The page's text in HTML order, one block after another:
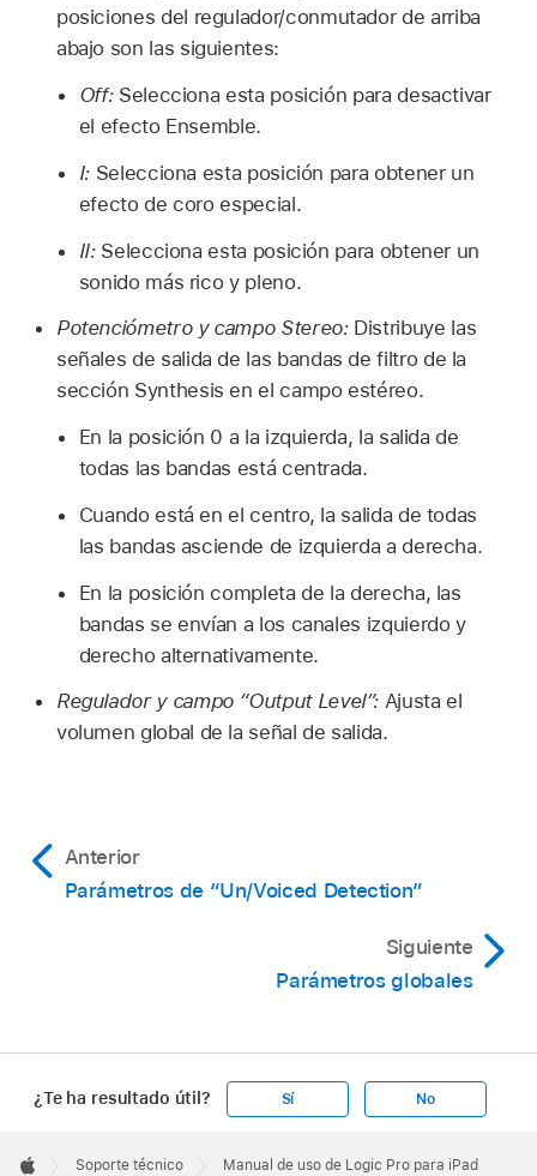
posiciones del regulador/conmutador de arriba
abajo son las siguientes:
Off:Selecciona esta posición para desactivar
el efecto Ensemble.
I: Selecciona esta posición para obtener un
efecto de coro especial.
II:Selecciona esta posición para obtener un
sonido más rico y pleno.
Potenciómetro y campo Stereo:Distribuye las
señales de salida de las bandas de filtro de la
sección Synthesis en el campo estéreo.
En la posición 0 a la izquierda, la salida de
todas las bandas está centrada.
Cuando está en el centro, la salida de todas
las bandas asciende de izquierda a derecha.
En la posición completa de la derecha, las
bandas se envían a los canales izquierdo y
derecho alternativamente.
Regulador y campo “Output Level”: Ajusta el
volumen global de la señal de salida.
Anterior
Parámetros de “Un/Voiced Detection”
Siguiente
Parámetros globales
¿Te ha resultado útil? Sí No
Footer
 Soporte técnico Manual de uso de Logic Pro para iPad